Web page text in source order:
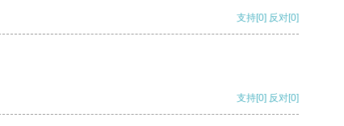
支持[0] 反对[0]
支持[0] 反对[0]